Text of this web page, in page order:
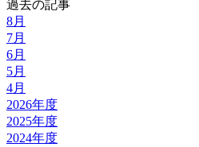
過去の記事
8月
7月
6月
5月
4月
2026年度
2025年度
2024年度